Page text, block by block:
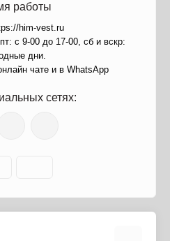
работы
him-vest.ru
с 9-00 до 17-00, сб и вскр:
дни.
чате и в WhatsApp
сетях: